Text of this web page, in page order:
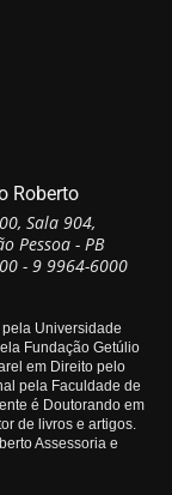
Roberto
Sala 904,
Pessoa - PB
- 9 9964-6000
Universidade
Fundação Getúlio
em Direito pelo
pela Faculdade de
é Doutorando em
de livros e artigos.
Assessoria e